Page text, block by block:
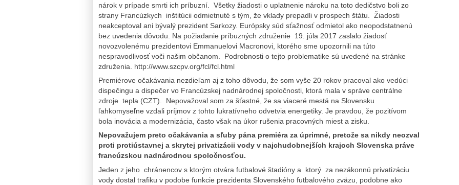
nárok v prípade smrti ich príbuzní. Všetky žiadosti o uplatnenie nároku na toto dedičstvo boli zo
strany Francúzkych inštitúcii odmietnuté s tým, že vklady prepadli v prospech štátu. Žiadosti
neakceptoval ani bývalý prezident Sarkozy. Európsky súd sťažnosť odmietol ako neopodstatnenú
bez uvedenia dôvodu. Na požiadanie príbuzných združenie 19. júla 2017 zaslalo žiadosť
novozvolenému prezidentovi Emmanuelovi Macronovi, ktorého sme upozornili na túto
nespravodlivosť voči našim občanom. Podrobnosti o tejto problematike sú uvedené na stránke
združenia. http://www.szcpv.org/fcl/fcl.html
Premiérove očakávania nezdieľam aj z toho dôvodu, že som vyše 20 rokov pracoval ako vedúci
dispečingu a dispečer vo Francúzskej nadnárodnej spoločnosti, ktorá mala v správe centrálne
zdroje tepla (CZT). Nepovažoval som za šťastné, že sa viaceré mestá na Slovensku
ľahkomyseľne vzdali príjmov z tohto lukratívneho odvetvia energetiky. Je pravdou, že pozitívom
bola inovácia a modernizácia, často však na úkor rušenia pracovných miest a zisku.
Nepovažujem preto očakávania a sľuby pána premiéra za úprimné, pretože sa nikdy neozval
proti protiústavnej a skrytej privatizácii vody v najchudobnejších krajoch Slovenska práve
francúzskou nadnárodnou spoločnosťou.
Jeden z jeho chránencov s ktorým otvára futbalové štadióny a ktorý za nezákonnú privatizáciu
vody dostal trafiku v podobe funkcie prezidenta Slovenského futbalového zväzu, podobne ako